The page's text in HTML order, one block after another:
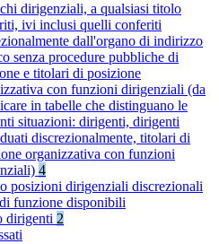
dirigenziali, a qualsiasi titolo
ivi inclusi quelli conferiti
dall'organo di indirizzo
senza procedure pubbliche di
e titolari di posizione
con funzioni dirigenziali (da
in tabelle che distinguano le
situazioni: dirigenti, dirigenti
discrezionalmente, titolari di
organizzativa con funzioni
4
posizioni dirigenziali discrezionali
funzione disponibili
dirigenti 2